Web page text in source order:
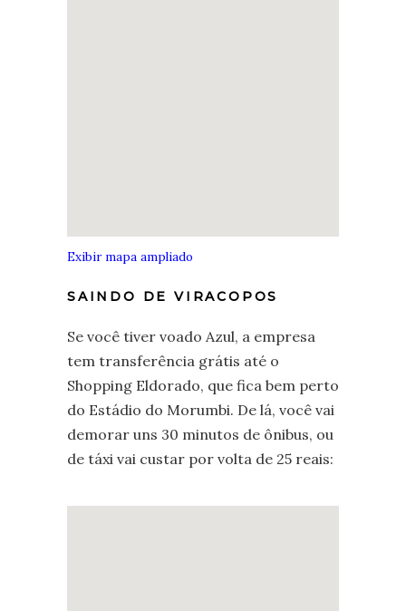
Exibir mapa ampliado
SAINDO DE VIRACOPOS
Se você tiver voado Azul, a empresa
tem transferência grátis até o
Shopping Eldorado, que fica bem perto
do Estádio do Morumbi. De lá, você vai
demorar uns 30 minutos de ônibus, ou
de táxi vai custar por volta de 25 reais: